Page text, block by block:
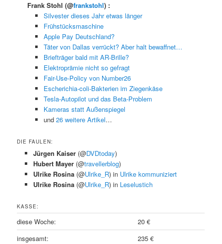
Frank Stohl(@frankstohl) :
Silvester dieses Jahr etwas länger
Frühstücksmaschine
Apple Pay Deutschland?
Täter von Dallas verrückt? Aber halt bewaffnet…
Briefträger bald mit AR-Brille?
Elektroprämie nicht so gefragt
Fair-Use-Policy von Number26
Escherichia-coli-Bakterien im Ziegenkäse
Tesla-Autopilot und das Beta-Problem
Kameras statt Außenspiegel
und 26 weitere Artikel…
DIE FAULEN:
Jürgen Kaiser (@DVDtoday)
Hubert Mayer (@travellerblog)
Ulrike Rosina (@Ulrike_R) in Ulrike kommuniziert
Ulrike Rosina (@Ulrike_R) in Leselustich
KASSE:
diese Woche:
20 €
insgesamt:
235 €